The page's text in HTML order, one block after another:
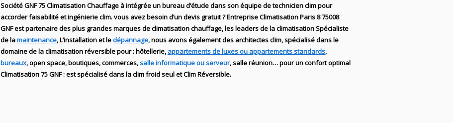
SociétéGNF 75Climatisation Chauffage à intégrée un bureau d’étude dans son équipe de technicienclimpour
accorder faisabilité et ingénierieclim. vous avez besoin d’un devis gratuit ? Entreprise ClimatisationParis 8 75008
GNFest partenaire des plus grandes marques declimatisation chauffage, les leadersde laclimatisation Spécialiste
delamaintenance, L’installationet ledépannage, nous avons également des architectes clim,spécialisé dans le
domaine de laclimatisation réversiblepour : hôtellerie, appartements de luxes ou appartements standards,
bureaux, open space, boutiques, commerces,salle informatique ou serveur, salle réunion… pour un confort optimal
Climatisation75GNF:estspécialisédans la climfroid seul et Clim Réversible.